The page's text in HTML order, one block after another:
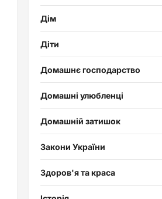
Дім
Діти
Домашнє господарство
Домашні улюбленці
Домашній затишок
Закони України
Здоров'я та краса